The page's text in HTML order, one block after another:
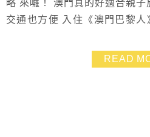
略 來囉！ 澳門真的好適合親
交通也方便 入住《澳門巴黎
雅的就能玩得很盡興❤ 這篇整
黎人》的行程~ [點我看房型房
READ